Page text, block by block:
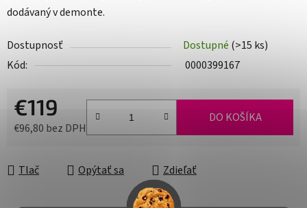
dodávaný v demonte.
Dostupnosť Dostupné (>15 ks)
Kód:
0000399167
€119
€96,80 bez DPH
DO KOŠÍKA
Tlač Opýtať sa Zdieľať